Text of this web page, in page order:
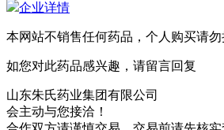
企业详情
本网站不销售任何药品，个人购买请勿
如您对此药品感兴趣，请留言回复
山东朱氏药业集团有限公司
会主动与您接洽！